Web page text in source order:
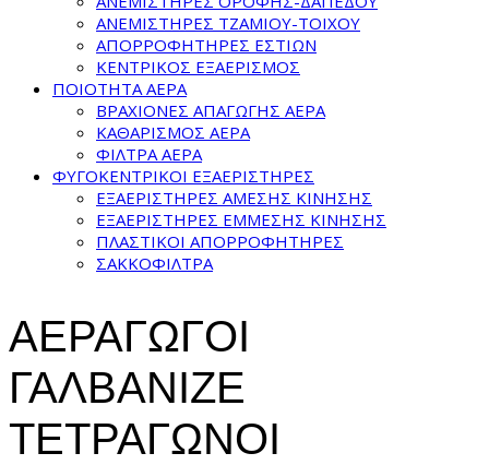
ΑΝΕΜΙΣΤΗΡΕΣ ΤΖΑΜΙΟΥ-ΤΟΙΧΟΥ
ΑΠΟΡΡΟΦΗΤΗΡΕΣ ΕΣΤΙΩΝ
ΚΕΝΤΡΙΚΟΣ ΕΞΑΕΡΙΣΜΟΣ
ΠΟΙΟΤΗΤΑ ΑΕΡΑ
ΒΡΑΧΙΟΝΕΣ ΑΠΑΓΩΓΗΣ ΑΕΡΑ
ΚΑΘΑΡΙΣΜΟΣ ΑΕΡΑ
ΦΙΛΤΡΑ ΑΕΡΑ
ΦΥΓΟΚΕΝΤΡΙΚΟΙ ΕΞΑΕΡΙΣΤΗΡΕΣ
ΕΞΑΕΡΙΣΤΗΡΕΣ ΑΜΕΣΗΣ ΚΙΝΗΣΗΣ
ΕΞΑΕΡΙΣΤΗΡΕΣ ΕΜΜΕΣΗΣ ΚΙΝΗΣΗΣ
ΠΛΑΣΤΙΚΟΙ ΑΠΟΡΡΟΦΗΤΗΡΕΣ
ΣΑΚΚΟΦΙΛΤΡΑ
ΑΕΡΑΓΩΓΟΙ
ΓΑΛΒΑΝΙΖΕ
ΤΕΤΡΑΓΩΝΟΙ